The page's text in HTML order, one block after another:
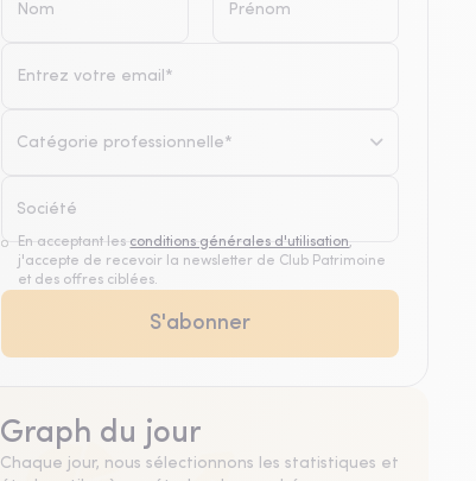
Catégorie professionnelle*
En acceptant les conditions générales d'utilisation,
j'accepte de recevoir la newsletter de Club Patrimoine
et des offres ciblées.
Graph du jour
Chaque jour, nous sélectionnons les statistiques et